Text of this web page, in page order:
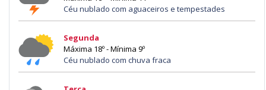
Céu nublado com aguaceiros e tempestades
Segunda
Máxima 18º - Mínima 9º
Céu nublado com chuva fraca